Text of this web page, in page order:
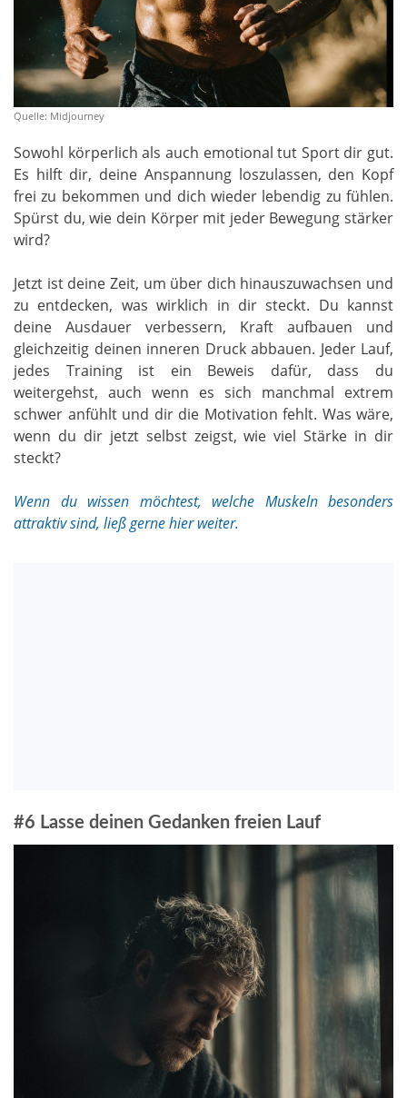
Quelle: Midjourney
Sowohl körperlich als auch emotional tut Sport dir gut.
Es hilft dir, deine Anspannung loszulassen, den Kopf
frei zu bekommen und dich wieder lebendig zu fühlen.
Spürst du, wie dein Körper mit jeder Bewegung stärker
wird?
Jetzt ist deine Zeit, um über dich hinauszuwachsen und
zu entdecken, was wirklich in dir steckt. Du kannst
deine Ausdauer verbessern, Kraft aufbauen und
gleichzeitig deinen inneren Druck abbauen. Jeder Lauf,
jedes Training ist ein Beweis dafür, dass du
weitergehst, auch wenn es sich manchmal extrem
schwer anfühlt und dir die Motivation fehlt. Was wäre,
wenn du dir jetzt selbst zeigst, wie viel Stärke in dir
steckt?
Wenn du wissen möchtest, welche Muskeln besonders
attraktiv sind, ließ gerne hier weiter.
#6 Lasse deinen Gedanken freien Lauf